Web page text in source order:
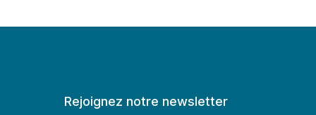
Rejoignez notre newsletter